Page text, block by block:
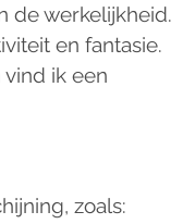
de werkelijkheid.
en fantasie.
ik een
zoals: